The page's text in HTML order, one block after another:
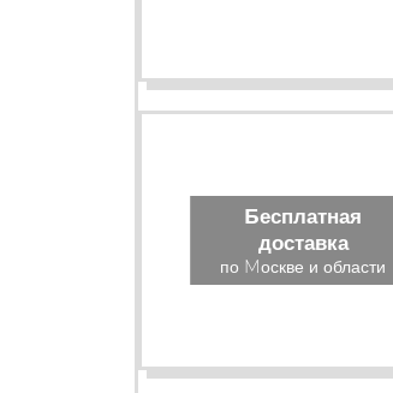
Бесплатная
доставка
по Москве и области